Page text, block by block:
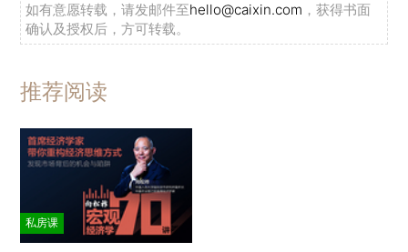
如有意愿转载，请发邮件至hello@caixin.com ，获得书面
确认及授权后，方可转载。
推荐阅读
私房课